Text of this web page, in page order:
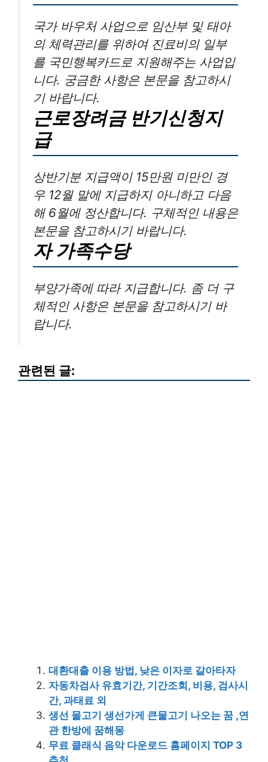
국가 바우처 사업으로 임산부 및 태아
의 체력관리를 위하여 진료비의 일부
를 국민행복카드로 지원해주는 사업입
니다. 궁금한 사항은 본문을 참고하시
기 바랍니다.
근로장려금 반기신청지
급
상반기분 지급액이 15만원 미만인 경
우 12월 말에 지급하지 아니하고 다음
해 6월에 정산합니다. 구체적인 내용은
본문을 참고하시기 바랍니다.
자 가족수당
부양가족에 따라 지급합니다. 좀 더 구
체적인 사항은 본문을 참고하시기 바
랍니다.
관련된 글:
대환대출 이용 방법, 낮은 이자로 갈아타자
자동차검사 유효기간, 기간조회, 비용, 검사시
간, 과태료 외
생선 물고기 생선가게 큰물고기 나오는 꿈 ,연
관 한방에 꿈해몽
무료 클래식 음악 다운로드 홈페이지 TOP 3